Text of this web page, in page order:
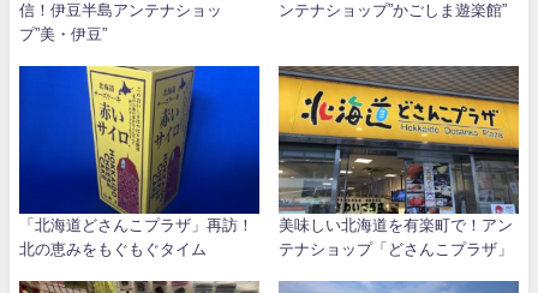
信！伊豆半島アンテナショッ
プ”美・伊豆”
ンテナショップ”かごしま遊楽館”
「北海道どさんこプラザ」再訪！
北の恵みをもぐもぐタイム
美味しい北海道を有楽町で！アン
テナショップ「どさんこプラザ」